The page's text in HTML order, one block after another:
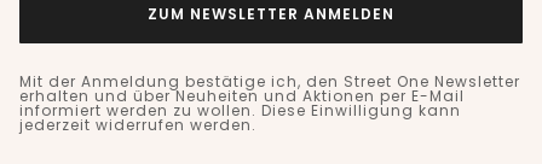
ZUM NEWSLETTER ANMELDEN
Mit der Anmeldung bestätige ich, den Street One Newsletter
erhalten und über Neuheiten und Aktionen per E-Mail
informiert werden zu wollen. Diese Einwilligung kann
jederzeit widerrufen werden.